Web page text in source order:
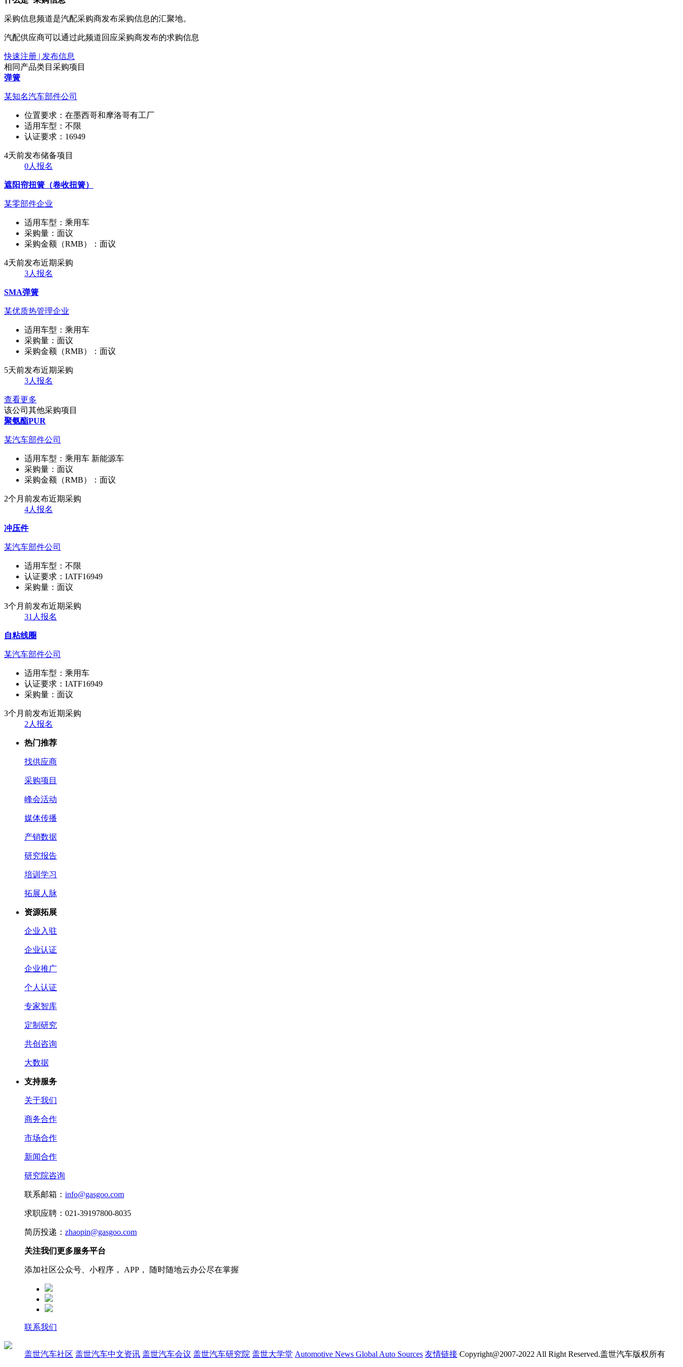
采购信息频道是汽配采购商发布采购信息的汇聚地。
汽配供应商可以通过此频道回应采购商发布的求购信息
快速注册 | 发布信息
相同产品类目采购项目
弹簧
某知名汽车部件公司
位置要求： 在墨西哥和摩洛哥有工厂
适用车型： 不限
认证要求： 16949
4天前发布储备项目
0人报名
遮阳帘扭簧（卷收扭簧）
某零部件企业
适用车型： 乘用车
采购量： 面议
采购金额（RMB）： 面议
4天前发布近期采购
3人报名
SMA弹簧
某优质热管理企业
适用车型： 乘用车
采购量： 面议
采购金额（RMB）： 面议
5天前发布近期采购
3人报名
查看更多
该公司其他采购项目
聚氨酯PUR
某汽车部件公司
适用车型： 乘用车 新能源车
采购量： 面议
采购金额（RMB）： 面议
2个月前发布近期采购
4人报名
冲压件
某汽车部件公司
适用车型： 不限
认证要求： IATF16949
采购量： 面议
3个月前发布近期采购
31人报名
自粘线圈
某汽车部件公司
适用车型： 乘用车
认证要求： IATF16949
采购量： 面议
3个月前发布近期采购
2人报名
热门推荐
找供应商
采购项目
峰会活动
媒体传播
产销数据
研究报告
培训学习
拓展人脉
资源拓展
企业入驻
企业认证
企业推广
个人认证
专家智库
定制研究
共创咨询
大数据
支持服务
关于我们
商务合作
市场合作
新闻合作
研究院咨询
联系邮箱： info@gasgoo.com
求职应聘：021-39197800-8035
简历投递： zhaopin@gasgoo.com
关注我们更多服务平台
添加社区公众号、小程序， APP， 随时随地云办公尽在掌握
联系我们
盖世汽车社区 盖世汽车中文资讯 盖世汽车会议 盖世汽车研究院 盖世大学堂 Automotive News Global Auto Sources 友情链接 Copyright@2007-2022 All Right Reserved.盖世汽车版权所有